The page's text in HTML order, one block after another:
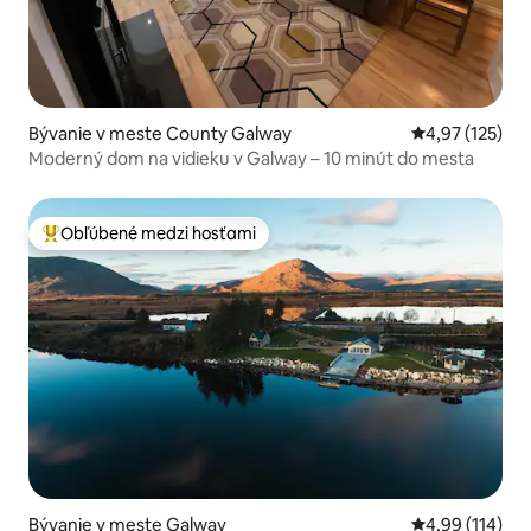
Bývanie v meste County Galway Priemerné
4,97 (125)
Moderný dom na vidieku v Galway – 10 minút do mesta
Najobľúbenejšie medzi hosťami
Obľúbené medzi hosťami
Bývanie v meste Galway Priemerné
4,99 (114)